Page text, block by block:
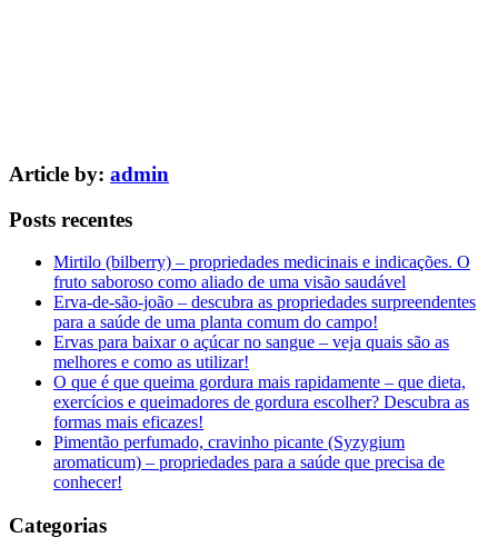
Article by: admin
Posts recentes
Mirtilo (bilberry) – propriedades medicinais e indicações. O
fruto saboroso como aliado de uma visão saudável
Erva-de-são-joão – descubra as propriedades surpreendentes
para a saúde de uma planta comum do campo!
Ervas para baixar o açúcar no sangue – veja quais são as
melhores e como as utilizar!
O que é que queima gordura mais rapidamente – que dieta,
exercícios e queimadores de gordura escolher? Descubra as
formas mais eficazes!
Pimentão perfumado, cravinho picante (Syzygium
aromaticum) – propriedades para a saúde que precisa de
conhecer!
Categorias